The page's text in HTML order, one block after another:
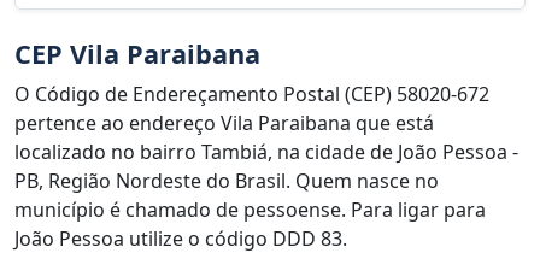
CEP Vila Paraibana
O Código de Endereçamento Postal (CEP) 58020-672
pertence ao endereço Vila Paraibana que está
localizado no bairro Tambiá, na cidade de João Pessoa -
PB, Região Nordeste do Brasil. Quem nasce no
município é chamado de pessoense. Para ligar para
João Pessoa utilize o código DDD 83.